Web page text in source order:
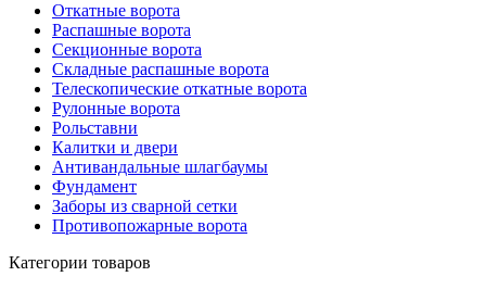
Откатные ворота
Распашные ворота
Секционные ворота
Складные распашные ворота
Телескопические откатные ворота
Рулонные ворота
Рольставни
Калитки и двери
Антивандальные шлагбаумы
Фундамент
Заборы из сварной сетки
Противопожарные ворота
Категории товаров